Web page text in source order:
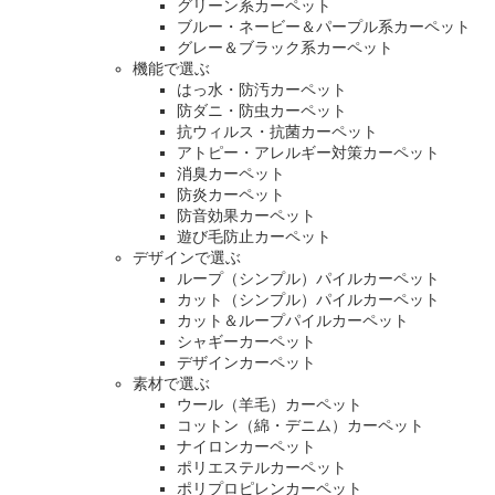
グリーン系カーペット
ブルー・ネービー＆パープル系カーペット
グレー＆ブラック系カーペット
機能で選ぶ
はっ水・防汚カーペット
防ダニ・防虫カーペット
抗ウィルス・抗菌カーペット
アトピー・アレルギー対策カーペット
消臭カーペット
防炎カーペット
防音効果カーペット
遊び毛防止カーペット
デザインで選ぶ
ループ（シンプル）パイルカーペット
カット（シンプル）パイルカーペット
カット＆ループパイルカーペット
シャギーカーペット
デザインカーペット
素材で選ぶ
ウール（羊毛）カーペット
コットン（綿・デニム）カーペット
ナイロンカーペット
ポリエステルカーペット
ポリプロピレンカーペット